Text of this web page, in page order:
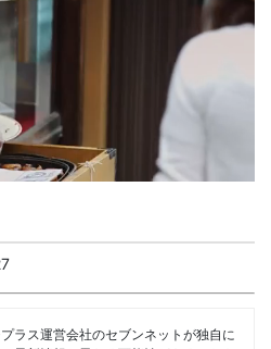
ラス運営会社のセブンネットが独自に